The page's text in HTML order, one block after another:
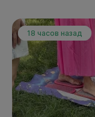
18 часов назад